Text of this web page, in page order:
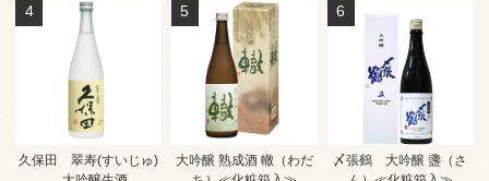
4
久保田 翠寿(すいじゅ)
5
大吟醸 熟成酒 轍（わだ
6
〆張鶴 大吟醸 盞（さ